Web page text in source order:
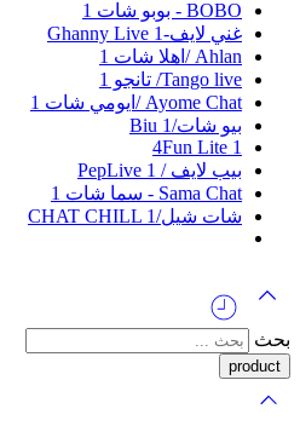
BOBO - بوبو شات
1
غني لايف-Ghanny Live1
Ahlan /اهلا شات
1
Tango live/ تانجو
1
Ayome Chat /ايومي شات
1
بيو شات/Biu1
4Fun Lite 1
بيب لايف / PepLive 1
Sama Chat - سما شات
1
شات شيل/CHAT CHILL1
بحث